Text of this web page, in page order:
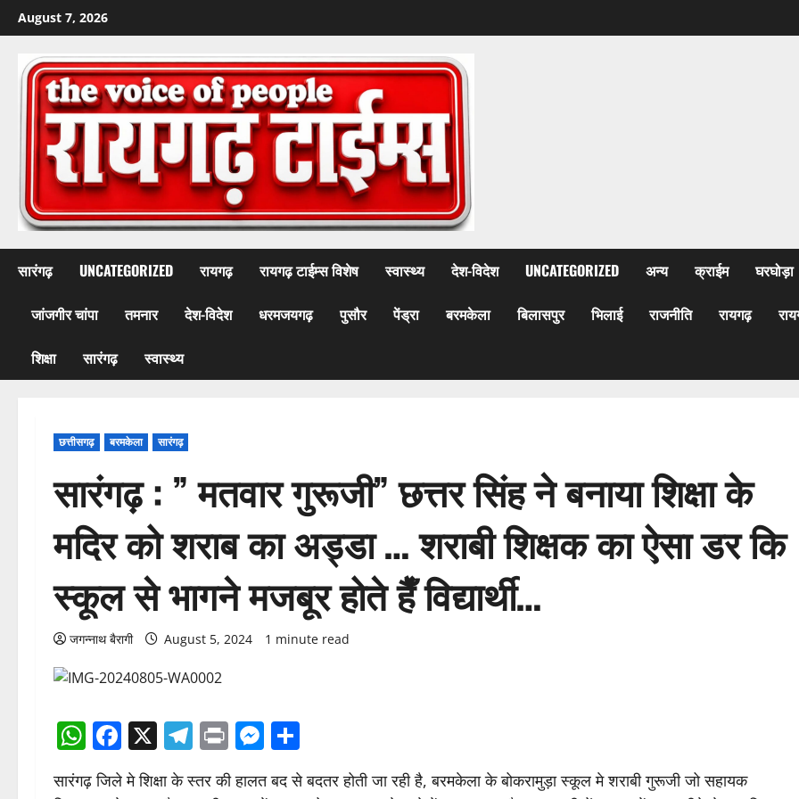
Skip
to
content
August 7, 2026
सारंगढ़ UNCATEGORIZED रायगढ़ रायगढ़ टाईम्स विशेष स्वास्थ्य देश-विदेश UNCATEGORIZED अन्य क्राईम घरघोड़ा
जांजगीर चांपा तमनार देश-विदेश धरमजयगढ़ पुसौर पेंड्रा बरमकेला बिलासपुर भिलाई राजनीति रायगढ़
शिक्षा सारंगढ़ स्वास्थ्य
छत्तीसगढ़ बरमकेला सारंगढ़
सारंगढ़ : ” मतवार गुरूजी” छत्तर सिंह ने बनाया शिक्षा के
मदिर को शराब का अड्डा … शराबी शिक्षक का ऐसा डर कि
स्कूल से भागने मजबूर होते हैँ विद्यार्थी…
जगन्नाथ बैरागी August 5, 2024 1 minute read
WhatsApp
Facebook
X Telegram
PrintMessenger
सारंगढ़ जिले मे शिक्षा के स्तर की हालत बद से बदतर होती जा रही है, बरमकेला के बोकरामुड़ा स्कूल मे शराबी गुरूजी जो सहायक